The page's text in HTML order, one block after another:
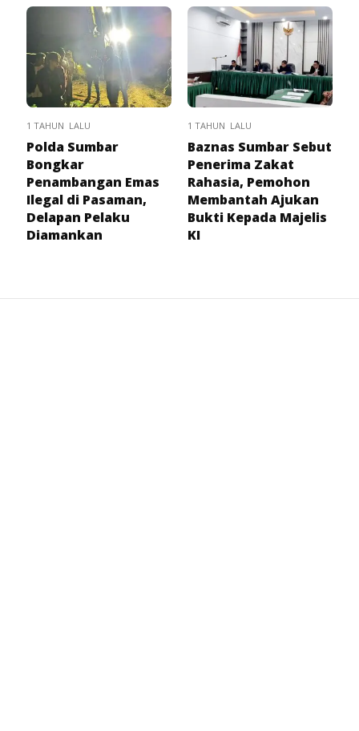
1 TAHUN LALU
Polda Sumbar
Bongkar
Penambangan Emas
Ilegal di Pasaman,
Delapan Pelaku
Diamankan
1 TAHUN LALU
Baznas Sumbar Sebut
Penerima Zakat
Rahasia, Pemohon
Membantah Ajukan
Bukti Kepada Majelis
KI